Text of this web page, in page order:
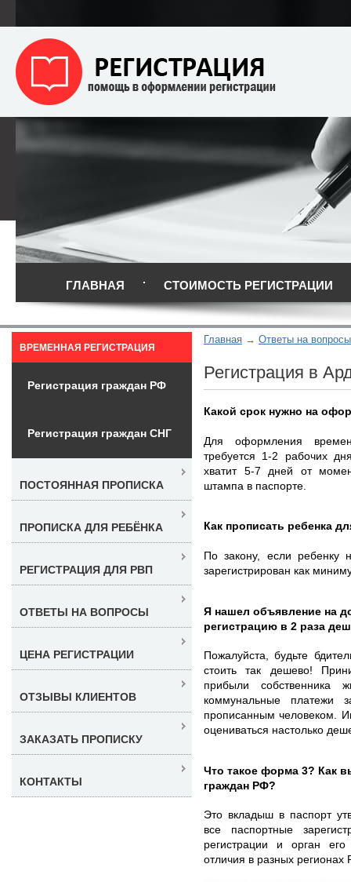
ГЛАВНАЯ СТОИМОСТЬ РЕГИСТРАЦИИ
Главная Ответы на
Регистрация в
Какой срок нужно на
Для оформления
требуется 1-2 рабочих
хватит 5-7 дней от
штампа в паспорте.
Как прописать ребенка
По закону, если ребенку
зарегистрирован как
Я нашел объявление на
регистрацию в 2 раза
Пожалуйста, будьте
стоить так дешево!
прибыли
коммунальные платежи
прописанным человеком.
оцениваться настолько
Что такое форма 3? Как
граждан РФ?
Это вкладыш в паспорт
все паспортные
регистрации и орган
отличия в разных регионах
ВРЕМЕННАЯ РЕГИСТРАЦИЯ
Регистрация граждан РФ
Регистрация граждан СНГ
ПОСТОЯННАЯ ПРОПИСКА
ПРОПИСКА ДЛЯ РЕБЁНКА
РЕГИСТРАЦИЯ ДЛЯ РВП
ОТВЕТЫ НА ВОПРОСЫ
ЦЕНА РЕГИСТРАЦИИ
ОТЗЫВЫ КЛИЕНТОВ
ЗАКАЗАТЬ ПРОПИСКУ
КОНТАКТЫ